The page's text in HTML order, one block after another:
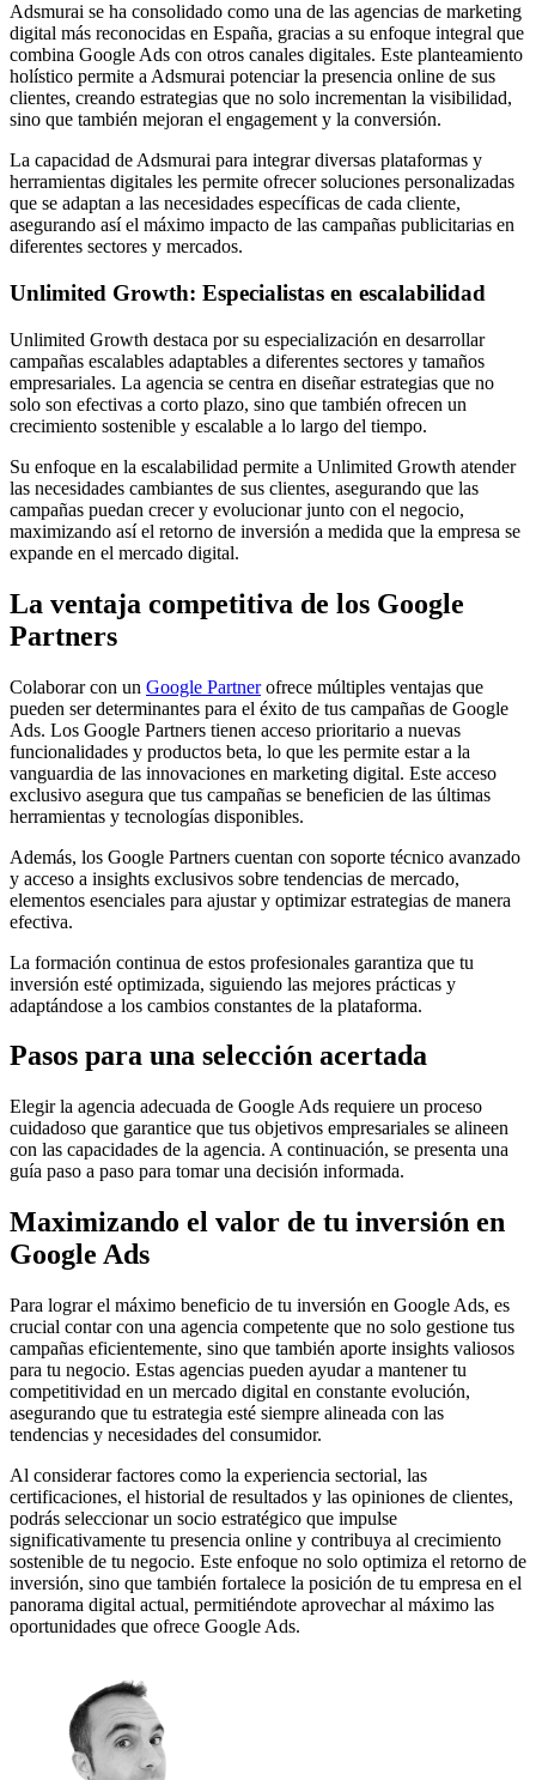
Adsmurai se ha consolidado como una de las agencias de marketing
digital más reconocidas en España, gracias a su enfoque integral que
combina Google Ads con otros canales digitales. Este planteamiento
holístico permite a Adsmurai potenciar la presencia online de sus
clientes, creando estrategias que no solo incrementan la visibilidad,
sino que también mejoran el engagement y la conversión.
La capacidad de Adsmurai para integrar diversas plataformas y
herramientas digitales les permite ofrecer soluciones personalizadas
que se adaptan a las necesidades específicas de cada cliente,
asegurando así el máximo impacto de las campañas publicitarias en
diferentes sectores y mercados.
Unlimited Growth: Especialistas en escalabilidad
Unlimited Growth destaca por su especialización en desarrollar
campañas escalables adaptables a diferentes sectores y tamaños
empresariales. La agencia se centra en diseñar estrategias que no
solo son efectivas a corto plazo, sino que también ofrecen un
crecimiento sostenible y escalable a lo largo del tiempo.
Su enfoque en la escalabilidad permite a Unlimited Growth atender
las necesidades cambiantes de sus clientes, asegurando que las
campañas puedan crecer y evolucionar junto con el negocio,
maximizando así el retorno de inversión a medida que la empresa se
expande en el mercado digital.
La ventaja competitiva de los Google
Partners
Colaborar con un Google Partnerofrece múltiples ventajas que
pueden ser determinantes para el éxito de tus campañas de Google
Ads. Los Google Partners tienen acceso prioritario a nuevas
funcionalidades y productos beta, lo que les permite estar a la
vanguardia de las innovaciones en marketing digital. Este acceso
exclusivo asegura que tus campañas se beneficien de las últimas
herramientas y tecnologías disponibles.
Además, los Google Partners cuentan con soporte técnico avanzado
y acceso a insights exclusivos sobre tendencias de mercado,
elementos esenciales para ajustar y optimizar estrategias de manera
efectiva.
La formación continua de estos profesionales garantiza que tu
inversión esté optimizada, siguiendo las mejores prácticas y
adaptándose a los cambios constantes de la plataforma.
Pasos para una selección acertada
Elegir la agencia adecuada de Google Ads requiere un proceso
cuidadoso que garantice que tus objetivos empresariales se alineen
con las capacidades de la agencia. A continuación, se presenta una
guía paso a paso para tomar una decisión informada.
Maximizando el valor de tu inversión en
Google Ads
Para lograr el máximo beneficio de tu inversión en Google Ads, es
crucial contar con una agencia competente que no solo gestione tus
campañas eficientemente, sino que también aporte insights valiosos
para tu negocio. Estas agencias pueden ayudar a mantener tu
competitividad en un mercado digital en constante evolución,
asegurando que tu estrategia esté siempre alineada con las
tendencias y necesidades del consumidor.
Al considerar factores como la experiencia sectorial, las
certificaciones, el historial de resultados y las opiniones de clientes,
podrás seleccionar un socio estratégico que impulse
significativamente tu presencia online y contribuya al crecimiento
sostenible de tu negocio. Este enfoque no solo optimiza el retorno de
inversión, sino que también fortalece la posición de tu empresa en el
panorama digital actual, permitiéndote aprovechar al máximo las
oportunidades que ofrece Google Ads.